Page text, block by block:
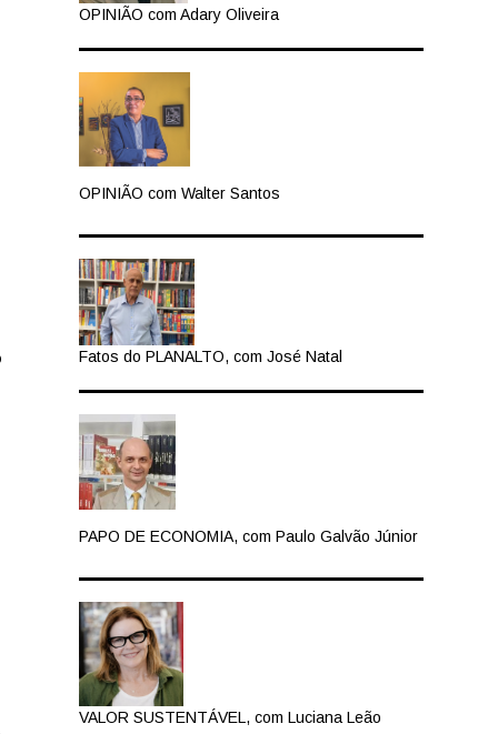
OPINIÃO com Adary Oliveira
OPINIÃO com Walter Santos
Fatos do PLANALTO, com José Natal
PAPO DE ECONOMIA, com Paulo Galvão Júnior
VALOR SUSTENTÁVEL, com Luciana Leão